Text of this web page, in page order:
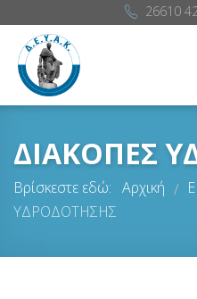
26610
ΔΙΑΚΟΠΕΣ
Βρίσκεστε εδώ: Αρχική /
ΥΔΡΟΔΟΤΗΣΗΣ